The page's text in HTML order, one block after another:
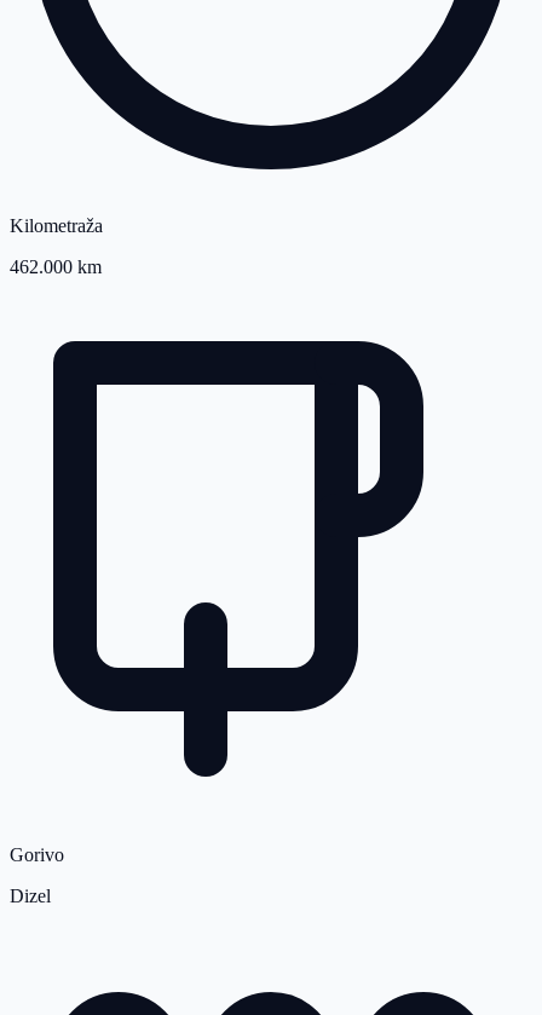
Kilometraža
462.000 km
Gorivo
Dizel